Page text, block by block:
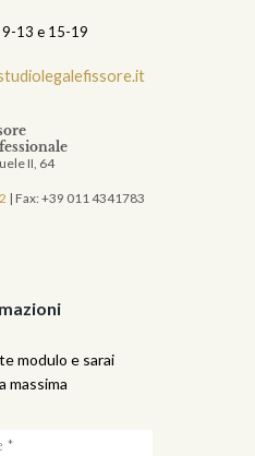
9-13 e 15-19
II, 64
| Fax: +39 011 4341783
modulo e sarai
massima